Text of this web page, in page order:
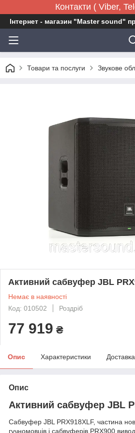
Контакти ( Viber,
Інтернет - магазин "Master sound"
Товари та послуги Звукове
Активний сабвуфер JBL
Немає в наявності
Код: 010502
Роздріб
77 919 ₴
Опис Характеристики Доставка
Опис
Активний сабвуфер JBL
Сабвуфер JBL PRX918XLF, частина
гучномовців і сабвуферів PRX900